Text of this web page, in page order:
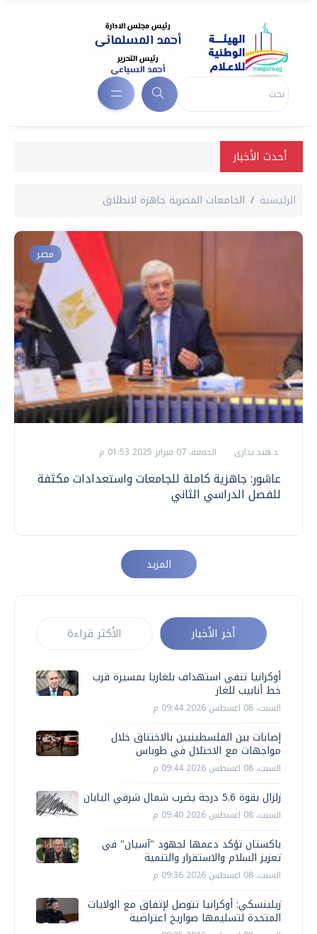
أحدث الأخبار
الرئيسية الجامعات المصرية جاهزة لانطلاق
مصر
د.هند بدارى الجمعة، 07 فبراير 2025 01:53 م
عاشور: جاهزية كاملة للجامعات واستعدادات مكثفة
للفصل الدراسي الثاني
المزيد
أخر الأخبار الأكثر قراءة
أوكرانيا تنفي استهداف بلغاريا بمسيرة قرب
خط أنابيب للغاز
السبت، 08 اغسطس 2026 09:44 م
إصابات بين الفلسطينيين بالاختناق خلال
مواجهات مع الاحتلال في طوباس
السبت، 08 اغسطس 2026 09:44 م
زلزال بقوة 5.6 درجة يضرب شمال شرقي اليابان
السبت، 08 اغسطس 2026 09:40 م
باكستان تؤكد دعمها لجهود "آسيان" في
تعزيز السلام والاستقرار والتنمية
السبت، 08 اغسطس 2026 09:36 م
زيلينسكي: أوكرانيا تتوصل لإتفاق مع الولايات
المتحدة لتسليمها صواريخ اعتراضية